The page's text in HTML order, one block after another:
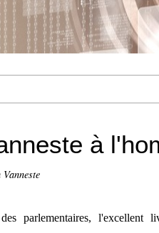
à
parlementaires, l'excellent